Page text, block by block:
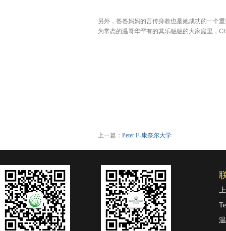
另外，爸爸妈妈的言传身教也是她成功的一个
为常态的温哥华罕有的其乐融融的大家庭里，
上一篇： Peter F-康奈尔大学